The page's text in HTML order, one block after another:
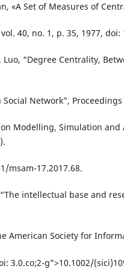
«A Set of Measures of
40, no. 1, p. 35, 1977, doi:
Luo, “Degree Centrality,
Network”,
Modelling, Simulation
msam-17.2017.68.
intellectual base and
American Society for
3.0.co;2-g”>10.1002/